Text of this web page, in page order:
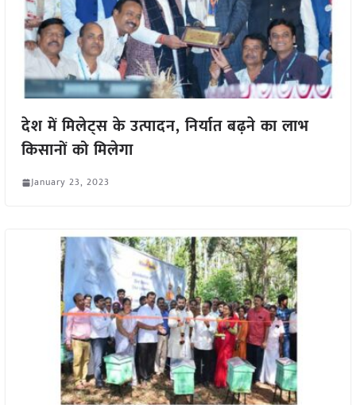
देश में मिलेट्स के उत्पादन, निर्यात बढ़ने का लाभ
किसानों को मिलेगा
January 23, 2023